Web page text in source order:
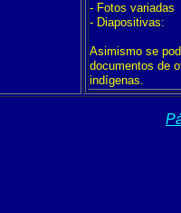
- Fotos variadas
- Diapositivas:
Asimismo se
documentos de
indígenas.